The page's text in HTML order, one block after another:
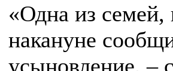
«Одна из семей,
накануне
усыновление, –